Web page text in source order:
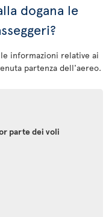
dogana le
informazioni relative ai
partenza dell'aereo.
parte dei voli